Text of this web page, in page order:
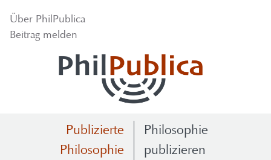
Über Phil­Pu­bli­ca
Bei­trag mel­den
Publizierte
Philosophie
Philosophie
publizieren